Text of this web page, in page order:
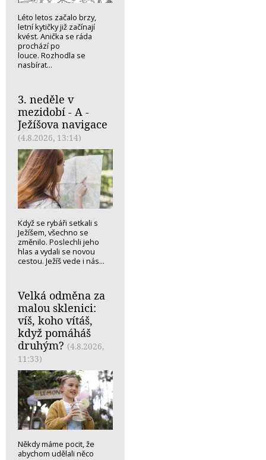
Léto letos začalo brzy,
letní kytičky již začínají
kvést. Anička se ráda
prochází po
louce. Rozhodla se
nasbírat...
3. neděle v
mezidobí - A -
Ježíšova navigace
(4.8.2026, 13:14)
Když se rybáři setkali s
Ježíšem, všechno se
změnilo. Poslechli jeho
hlas a vydali se novou
cestou. Ježíš vede i nás...
Velká odměna za
malou sklenici:
víš, koho vítáš,
když pomáháš
druhým? (4.8.2026,
11:33)
Někdy máme pocit, že
abychom udělali něco